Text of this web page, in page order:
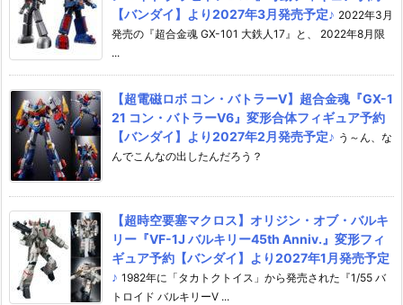
【バンダイ】より2027年3月発売予定♪ 2022年3月
発売の『超合金魂 GX-101 大鉄人17』と、 2022年8月限
...
【超電磁ロボ コン・バトラーV】超合金魂『GX-1
21 コン・バトラーV6』変形合体フィギュア予約
【バンダイ】より2027年2月発売予定♪ う～ん、な
んでこんなの出したんだろう？
【超時空要塞マクロス】オリジン・オブ・バルキ
リー『VF-1J バルキリー45th Anniv.』変形フィ
ギュア予約【バンダイ】より2027年1月発売予定
♪ 1982年に「タカトクトイス」から発売された『1/55 バ
トロイド バルキリーV ...